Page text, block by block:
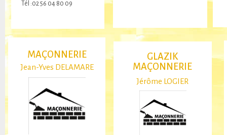
Tél :02 56 04 80 09
MAÇONNERIE
Jean-Yves DELAMARE
GLAZIK
MAÇONNERIE
Jérôme LOGIER